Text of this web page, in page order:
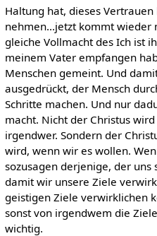
Haltung hat, dieses
nehmen...jetzt kommt wieder
gleiche Vollmacht des Ich ist
meinem Vater empfangen
Menschen gemeint. Und
ausgedrückt, der Mensch
Schritte machen. Und nur
macht. Nicht der Christus
irgendwer. Sondern der
wird, wenn wir es wollen.
sozusagen derjenige, der uns
damit wir unsere Ziele
geistigen Ziele verwirklichen
sonst von irgendwem die
wichtig.